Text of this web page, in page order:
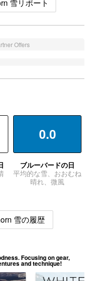
雪リポート
Offers
0.0
ブルーバードの日
平均的な雪、おおむね
晴れ、微風
雪の履歴